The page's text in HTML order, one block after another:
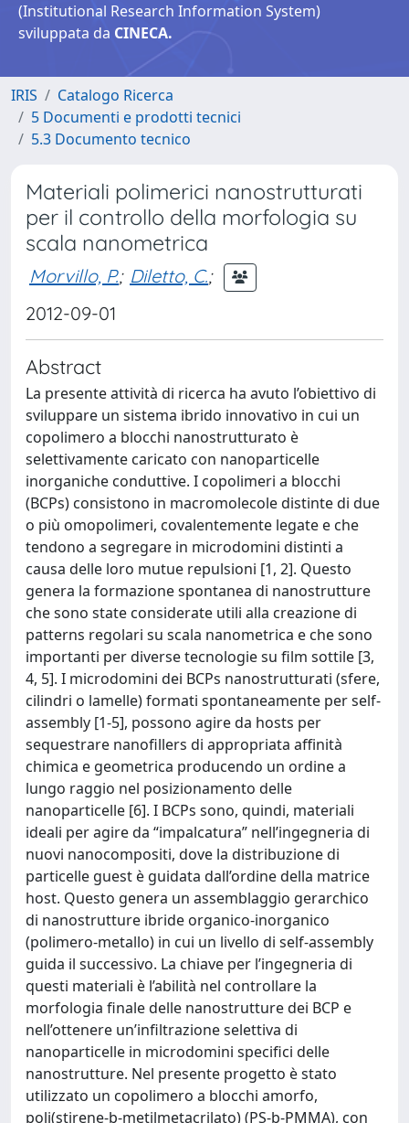
(Institutional Research Information System)
sviluppata da CINECA.
IRIS
Catalogo Ricerca
5 Documenti e prodotti tecnici
5.3 Documento tecnico
Materiali polimerici nanostrutturati
per il controllo della morfologia su
scala nanometrica
Morvillo, P.; Diletto, C.;
2012-09-01
Abstract
La presente attività di ricerca ha avuto l’obiettivo di
sviluppare un sistema ibrido innovativo in cui un
copolimero a blocchi nanostrutturato è
selettivamente caricato con nanoparticelle
inorganiche conduttive. I copolimeri a blocchi
(BCPs) consistono in macromolecole distinte di due
o più omopolimeri, covalentemente legate e che
tendono a segregare in microdomini distinti a
causa delle loro mutue repulsioni [1, 2]. Questo
genera la formazione spontanea di nanostrutture
che sono state considerate utili alla creazione di
patterns regolari su scala nanometrica e che sono
importanti per diverse tecnologie su film sottile [3,
4, 5]. I microdomini dei BCPs nanostrutturati (sfere,
cilindri o lamelle) formati spontaneamente per self-
assembly [1-5], possono agire da hosts per
sequestrare nanofillers di appropriata affinità
chimica e geometrica producendo un ordine a
lungo raggio nel posizionamento delle
nanoparticelle [6]. I BCPs sono, quindi, materiali
ideali per agire da “impalcatura” nell’ingegneria di
nuovi nanocompositi, dove la distribuzione di
particelle guest è guidata dall’ordine della matrice
host. Questo genera un assemblaggio gerarchico
di nanostrutture ibride organico-inorganico
(polimero-metallo) in cui un livello di self-assembly
guida il successivo. La chiave per l’ingegneria di
questi materiali è l’abilità nel controllare la
morfologia finale delle nanostrutture dei BCP e
nell’ottenere un’infiltrazione selettiva di
nanoparticelle in microdomini specifici delle
nanostrutture. Nel presente progetto è stato
utilizzato un copolimero a blocchi amorfo,
poli(stirene-b-metilmetacrilato) (PS-b-PMMA), con